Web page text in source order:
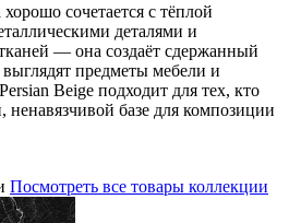
сочетается с тёплой
деталями и
— она создаёт сдержанный
предметы мебели и
Beige подходит для тех, кто
ненавязчивой базе для композиции
Посмотреть все товары коллекции